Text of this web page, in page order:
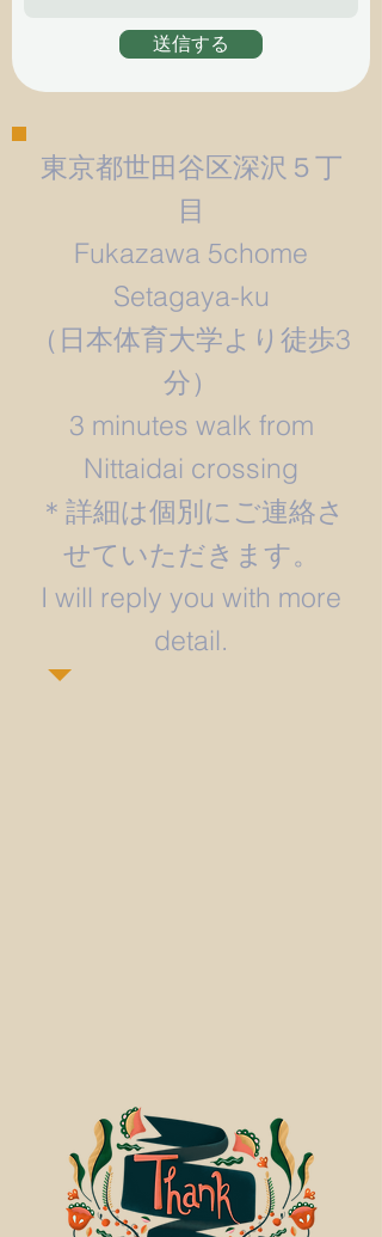
送信する
東京都世田谷区深沢５丁
目
Fukazawa 5chome
Setagaya-ku
​（日本体育大学より徒歩3
分）
3 minutes walk from
Nittaidai crossing
＊詳細は個別にご連絡さ
せていただきます。
​I will reply you with more
detail.